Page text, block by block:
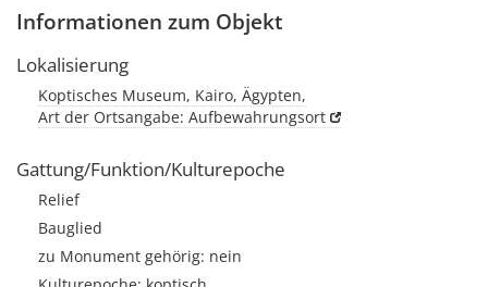
Informationen zum Objekt
Lokalisierung
Koptisches Museum, Kairo, Ägypten,
Art der Ortsangabe: Aufbewahrungsort
Gattung/Funktion/Kulturepoche
Relief
Bauglied
zu Monument gehörig: nein